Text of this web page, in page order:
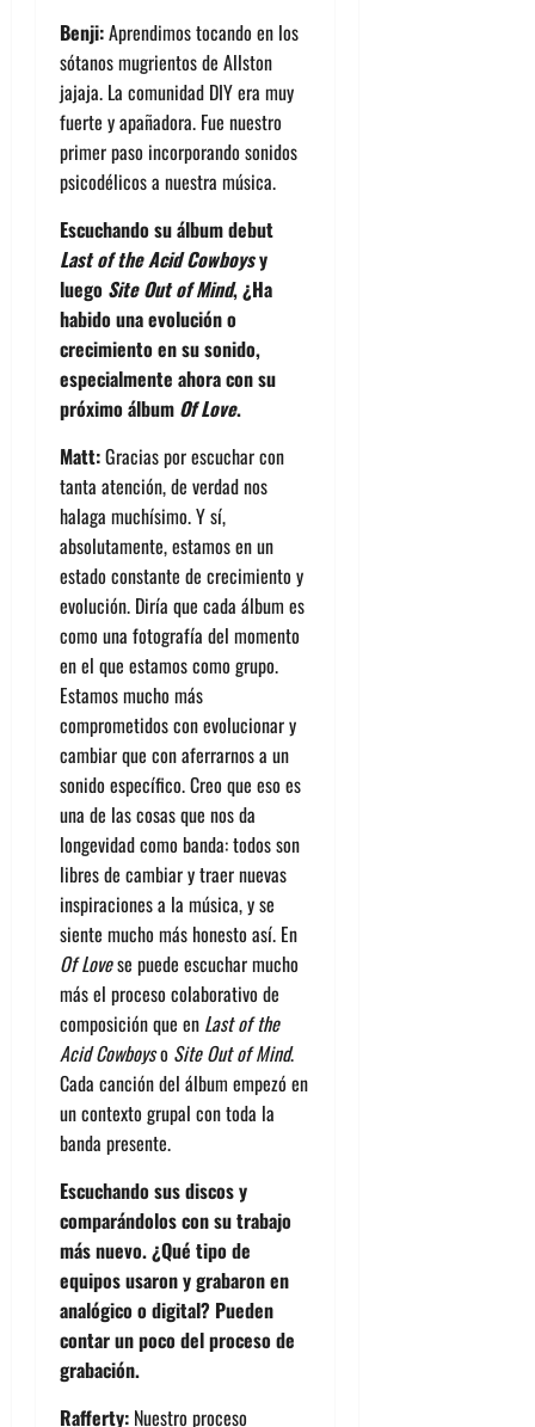
Benji:Aprendimos tocando en los
sótanos mugrientos de Allston
jajaja. La comunidad DIY era muy
fuerte y apañadora. Fue nuestro
primer paso incorporando sonidos
psicodélicos a nuestra música.
Escuchando su álbum debut
Last of the Acid Cowboysy
luego Site Out of Mind, ¿Ha
habido una evolución o
crecimiento en su sonido,
especialmente ahora con su
próximo álbum Of Love.
Matt:Gracias por escuchar con
tanta atención, de verdad nos
halaga muchísimo. Y sí,
absolutamente, estamos en un
estado constante de crecimiento y
evolución. Diría que cada álbum es
como una fotografía del momento
en el que estamos como grupo.
Estamos mucho más
comprometidos con evolucionar y
cambiar que con aferrarnos a un
sonido específico. Creo que eso es
una de las cosas que nos da
longevidad como banda: todos son
libres de cambiar y traer nuevas
inspiraciones a la música, y se
siente mucho más honesto así. En
Of Lovese puede escuchar mucho
más el proceso colaborativo de
composición que en Last of the
Acid Cowboyso Site Out of Mind.
Cada canción del álbum empezó en
un contexto grupal con toda la
banda presente.
Escuchando sus discos y
comparándolos con su trabajo
más nuevo. ¿Qué tipo de
equipos usaron y grabaron en
analógico o digital? Pueden
contar un poco del proceso de
grabación.
Rafferty: Nuestro proceso